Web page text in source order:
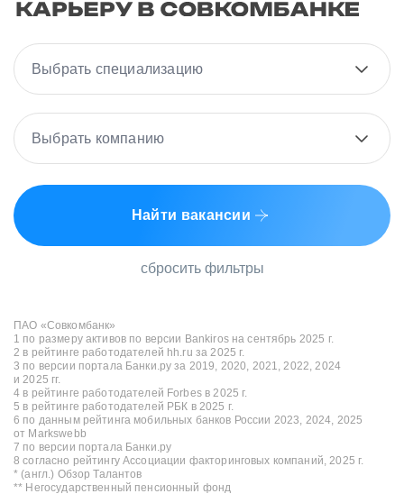
Выбрать специализацию
Выбрать компанию
Найти вакансии
сбросить фильтры
ПАО «Совкомбанк»
1 по размеру активов по версии Bankiros на сентябрь 2025 г.
2 в рейтинге работодателей hh.ru за 2025 г.
3 по версии портала Банки.ру за 2019, 2020, 2021, 2022, 2024
и 2025 гг.
4 в рейтинге работодателей Forbes в 2025 г.
5 в рейтинге работодателей РБК в 2025 г.
6 по данным рейтинга мобильных банков России 2023, 2024, 2025
от Markswebb
7 по версии портала Банки.ру
8 согласно рейтингу Ассоциации факторинговых компаний, 2025 г.
* (англ.) Обзор Талантов
** Негосударственный пенсионный фонд